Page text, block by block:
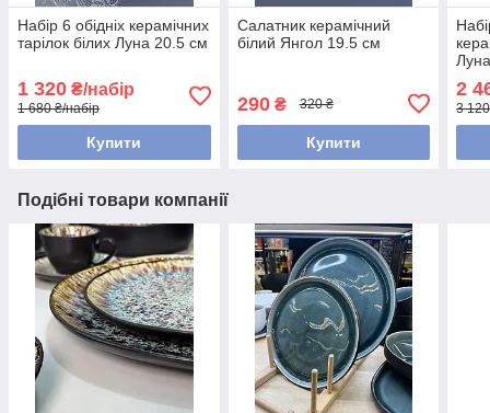
Набір 6 обідніх керамічних
тарілок білих Луна 20.5 см
1 320 ₴/набір
1 680 ₴/набір
Купити
Салатник керамічний
білий Янгол 19.5 см
290₴ 320 ₴
Купити
2
3
Подібні товари компанії